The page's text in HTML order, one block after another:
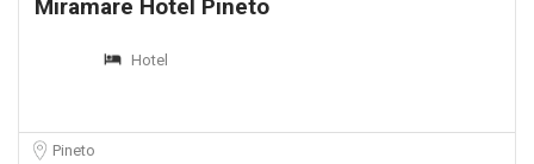
Miramare Hotel Pineto
Hotel
Pineto